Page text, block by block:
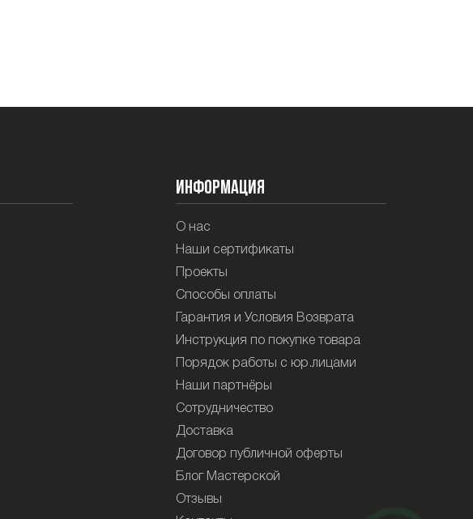
Информация
О нас
Наши сертификаты
Проекты
Способы оплаты
Гарантия и Условия Возврата
Инструкция по покупке товара
Порядок работы с юр.лицами
Наши партнёры
Сотрудничество
Доставка
Договор публичной оферты
Блог Мастерской
Отзывы